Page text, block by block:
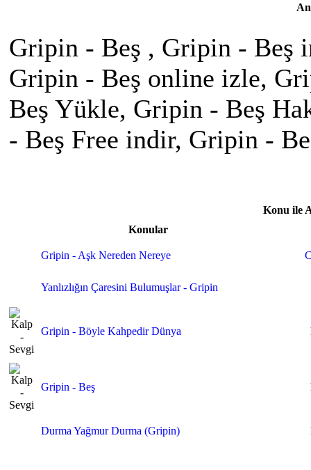
Gripin - Beş , Gripin - Beş
Gripin - Beş online izle,
Beş Yükle, Gripin - Beş
- Beş Free indir, Gripin -
Konu ile
Konular
Gripin - Aşk Nereden Nereye
Yanlızlığın Çaresini Bulumuşlar - Gripin
Gripin - Böyle Kahpedir Dünya
Gripin - Beş
Durma Yağmur Durma (Gripin)